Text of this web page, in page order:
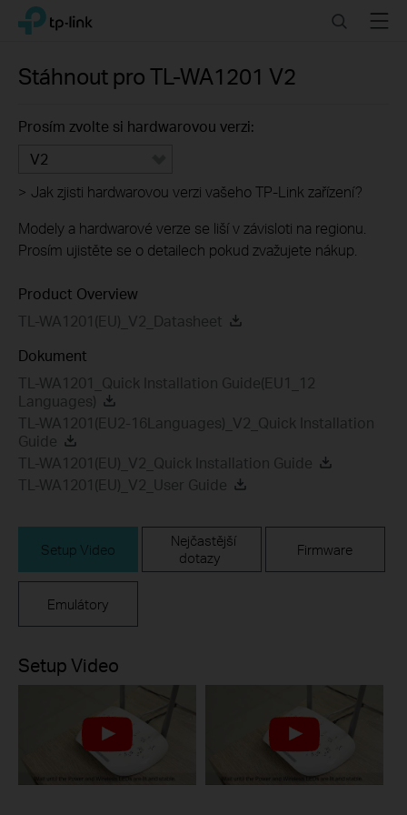
Click
navigation
TP-Link, Reliably Smart SearchMenu
Stáhnout proTL-WA1201 V2
Prosím zvolte si hardwarovou verzi:
V2
> Jak zjisti hardwarovou verzi vašeho TP-Link zařízení?
Modely a hardwarové verze se liší v závisloti na regionu.
Prosím ujistěte se o detailech pokud zvažujete nákup.
Product Overview
TL-WA1201(EU)_V2_Datasheet
Dokument
TL-WA1201_Quick Installation Guide(EU1_12
Languages)
TL-WA1201(EU2-16Languages)_V2_Quick Installation
Guide
TL-WA1201(EU)_V2_Quick Installation Guide
TL-WA1201(EU)_V2_User Guide
Setup Video
Nejčastější
dotazy
Firmware
Emulátory
Setup Video